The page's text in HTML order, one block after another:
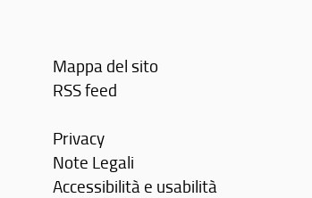
Mappa del sito
RSS feed
Privacy
Note Legali
Accessibilità e usabilità